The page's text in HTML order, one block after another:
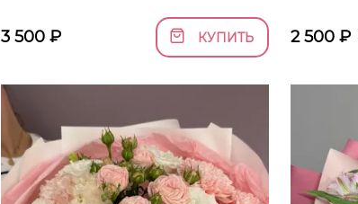
3 500₽ КУПИТЬ 2 500₽